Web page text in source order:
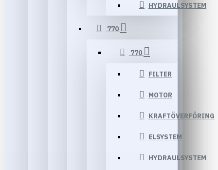
HYDRAULSYSTEM
770
770
FILTER
MOTOR
KRAFTÖVERFÖRING
ELSYSTEM
HYDRAULSYSTEM